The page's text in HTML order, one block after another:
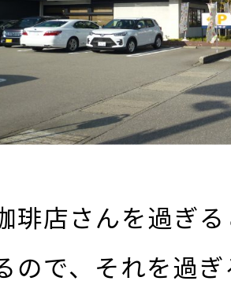
琲店さんを過ぎ
ので、それを過